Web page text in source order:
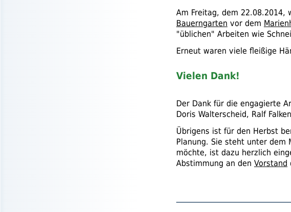
Am Freitag, dem 22.08.2014,
Bauerngarten vor dem
"üblichen" Arbeiten wie
Erneut waren viele fleißige
Vielen Dank!
Der Dank für die engagierte
Doris Walterscheid, Ralf
Übrigens ist für den Herbst
Planung. Sie steht unter dem
möchte, ist dazu herzlich
Abstimmung an den Vorstand